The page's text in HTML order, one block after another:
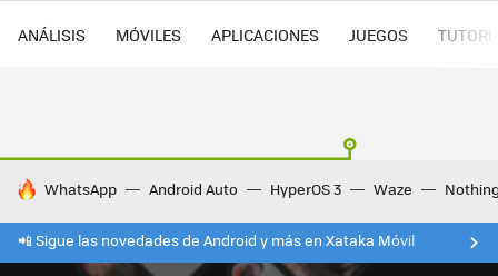
ANÁLISIS MÓVILES APLICACIONES JUEGOS
HOY SE HABLA DE
WhatsApp Android Auto HyperOS 3 Waze
📲 Sigue las novedades de Android y más en Xataka Móvil